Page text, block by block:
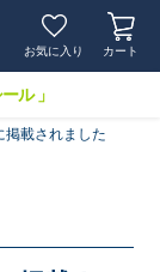
お気に入り カート
ル 」
掲載されました